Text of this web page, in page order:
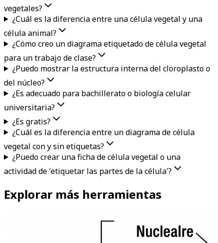
vegetales?
¿Cuál es la diferencia entre una célula vegetal y una
célula animal?
¿Cómo creo un diagrama etiquetado de célula vegetal
para un trabajo de clase?
¿Puedo mostrar la estructura interna del cloroplasto o
del núcleo?
¿Es adecuado para bachillerato o biología celular
universitaria?
¿Es gratis?
¿Cuál es la diferencia entre un diagrama de célula
vegetal con y sin etiquetas?
¿Puedo crear una ficha de célula vegetal o una
actividad de 'etiquetar las partes de la célula'?
Explorar más herramientas